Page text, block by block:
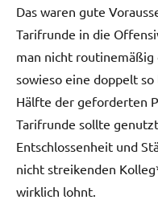
Das waren gute
Tarifrunde in die
man nicht routinemäßig
sowieso eine doppelt
Hälfte der geforderten
Tarifrunde sollte
Entschlossenheit und
nicht streikenden
wirklich lohnt.